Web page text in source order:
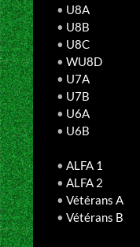
• U8A
• U8B
• U8C
• WU8D
• U7A
• U7B
• U6A
• U6B
• ALFA 1
• ALFA 2
• Vétérans A
• Vétérans B